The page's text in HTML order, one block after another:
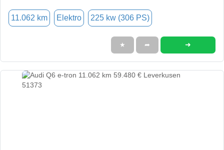
11.062 km Elektro 225 kw (306 PS)
★ ➦ ➜